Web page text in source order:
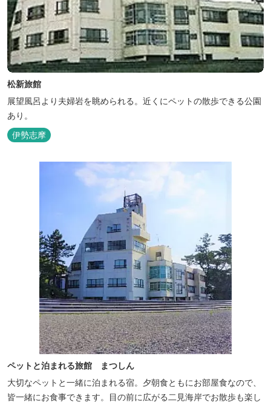
松新旅館
展望風呂より夫婦岩を眺められる。近くにペットの散歩できる公園
あり。
伊勢志摩
ペットと泊まれる旅館 まつしん
大切なペットと一緒に泊まれる宿。夕朝食ともにお部屋食なので、
皆一緒にお食事できます。目の前に広がる二見海岸でお散歩も楽し